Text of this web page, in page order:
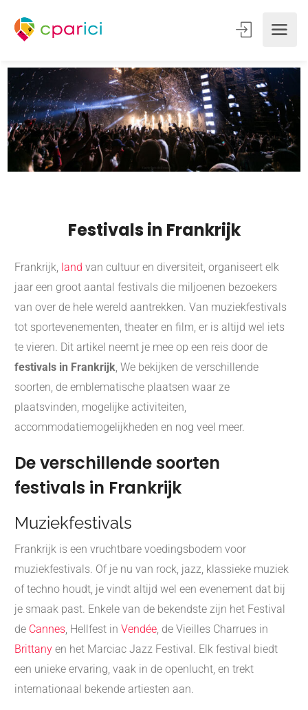
Festivals in Frankrijk
Frankrijk, land van cultuur en diversiteit, organiseert elk
jaar een groot aantal festivals die miljoenen bezoekers
van over de hele wereld aantrekken. Van muziekfestivals
tot sportevenementen, theater en film, er is altijd wel iets
te vieren. Dit artikel neemt je mee op een reis door de
festivals in Frankrijk , We bekijken de verschillende
soorten, de emblematische plaatsen waar ze
plaatsvinden, mogelijke activiteiten,
accommodatiemogelijkheden en nog veel meer.
De verschillende soorten
festivals in Frankrijk
Muziekfestivals
Frankrijk is een vruchtbare voedingsbodem voor
muziekfestivals. Of je nu van rock, jazz, klassieke muziek
of techno houdt, je vindt altijd wel een evenement dat bij
je smaak past. Enkele van de bekendste zijn het Festival
de Cannes , Hellfest in Vendée , de Vieilles Charrues in
Brittany en het Marciac Jazz Festival. Elk festival biedt
een unieke ervaring, vaak in de openlucht, en trekt
internationaal bekende artiesten aan.